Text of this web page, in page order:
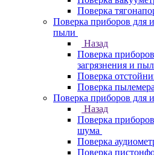
Поверка
Поверка приборов для
пыли
Назад
Поверка
загрязнения и
Поверка
Поверка пылемера
Поверка приборов для
Назад
Поверка
шума
Поверка
Поверка